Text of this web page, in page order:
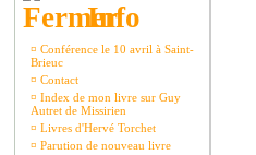
Info
¤ Conférence le 10 avril à Saint-
Brieuc
¤ Contact
¤ Index de mon livre sur Guy
Autret de Missirien
¤ Livres d'Hervé Torchet
¤ Parution de nouveau livre